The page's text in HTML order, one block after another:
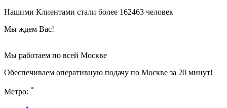
Нашими Клиентами стали более 162463 человек
Мы ждем Вас!
Мы работаем по всей Москве
Обеспечиваем оперативную подачу по Москве за 20 минут!
Метро: *